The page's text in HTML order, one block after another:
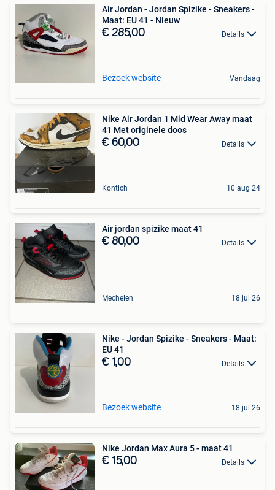
Air Jordan - Jordan Spizike - Sneakers -
Maat: EU 41 - Nieuw
€ 285,00 Details
Bezoek website Vandaag
Nike Air Jordan 1 Mid Wear Away maat
41 Met originele doos
€ 60,00 Details
Kontich 10 aug 24
Air jordan spizike maat 41
€ 80,00 Details
Mechelen 18 jul 26
Nike - Jordan Spizike - Sneakers - Maat:
EU 41
€ 1,00 Details
Bezoek website 18 jul 26
Nike Jordan Max Aura 5 - maat 41
€ 15,00 Details